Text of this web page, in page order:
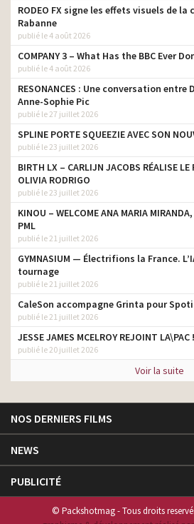
RODEO FX signe les effets visuels de
Rabanne
publié le 4 août 2026
COMPANY 3 – What Has the BBC Ever
publié le 4 août 2026
RESONANCES : Une conversation
Anne-Sophie Pic
publié le 27 juillet 2026
SPLINE PORTE SQUEEZIE AVEC SON
publié le 23 juillet 2026
BIRTH LX – CARLIJN JACOBS RÉALISE LE
OLIVIA RODRIGO
publié le 23 juillet 2026
KINOU – WELCOME ANA MARIA
PML
publié le 21 juillet 2026
GYMNASIUM — Électrifions la France.
tournage
publié le 21 juillet 2026
CaleSon accompagne Grinta pour
publié le 21 juillet 2026
JESSE JAMES MCELROY REJOINT LA\PAC !
publié le 20 juillet 2026
Voir la suite
NOS DERNIERS FILMS
NEWS
PUBLICITÉ
© Packshotmag - Tous droits